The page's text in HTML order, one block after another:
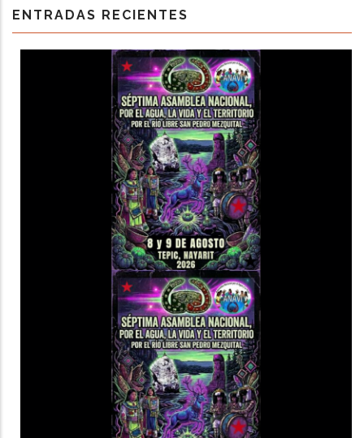
ENTRADAS RECIENTES